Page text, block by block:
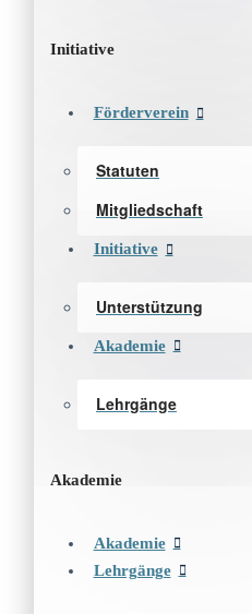
Initiative
Förderverein
Statuten
Mitgliedschaft
Initiative
Unterstützung
Akademie
Lehrgänge
Akademie
Akademie
Lehrgänge